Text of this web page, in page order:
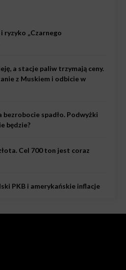
ryzyko „Czarnego
a stacje paliw trzymają ceny.
z Muskiem i odbicie w
bezrobocie spadło. Podwyżki
będzie?
Cel 700 ton jest coraz
PKB i amerykańskie inflacje